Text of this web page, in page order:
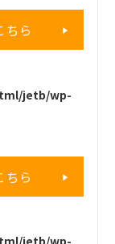
ちら
jetb/wp-
ちら